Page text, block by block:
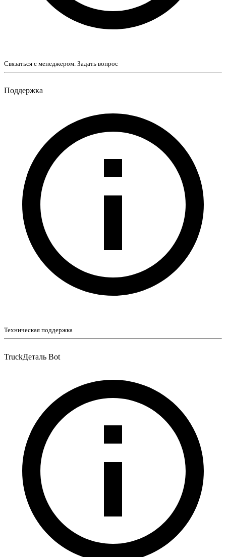
Связаться с менеджером. Задать вопрос
Поддержка
Техническая поддержка
TruckДеталь Bot